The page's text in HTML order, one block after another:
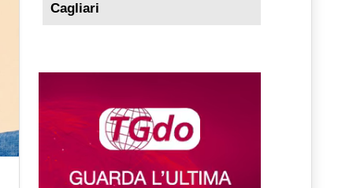
Cagliari